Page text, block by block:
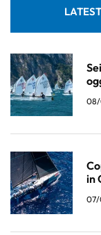
LATEST
08/
in
07/